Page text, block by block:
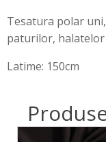
Tesatura polar
paturilor, halatelor
Latime: 150cm